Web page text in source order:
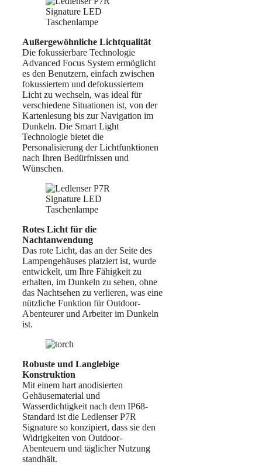
Außergewöhnliche Lichtqualität
Die fokussierbare Technologie
Advanced Focus System ermöglicht
es den Benutzern, einfach zwischen
fokussiertem und defokussiertem
Licht zu wechseln, was ideal für
verschiedene Situationen ist, von der
Kartenlesung bis zur Navigation im
Dunkeln. Die Smart Light
Technologie bietet die
Personalisierung der Lichtfunktionen
nach Ihren Bedürfnissen und
Wünschen.
Rotes Licht für die
Nachtanwendung
Das rote Licht, das an der Seite des
Lampengehäuses platziert ist, wurde
entwickelt, um Ihre Fähigkeit zu
erhalten, im Dunkeln zu sehen, ohne
das Nachtsehen zu verlieren, was eine
nützliche Funktion für Outdoor-
Abenteurer und Arbeiter im Dunkeln
ist.
Robuste und Langlebige
Konstruktion
Mit einem hart anodisierten
Gehäusematerial und
Wasserdichtigkeit nach dem IP68-
Standard ist die Ledlenser P7R
Signature so konzipiert, dass sie den
Widrigkeiten von Outdoor-
Abenteuern und täglicher Nutzung
standhält.